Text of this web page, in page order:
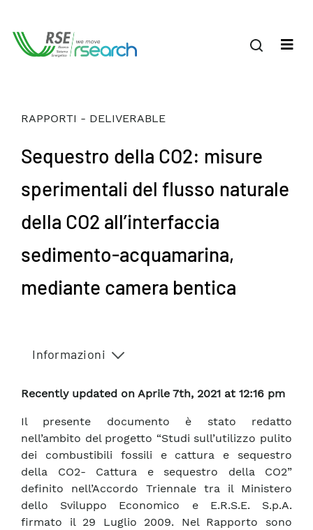
RAPPORTI - DELIVERABLE
Sequestro della CO2: misure
sperimentali del flusso naturale
della CO2 all’interfaccia
sedimento-acquamarina,
mediante camera bentica
Informazioni
Recently updated on Aprile 7th, 2021 at 12:16 pm
Il presente documento è stato redatto
nell’ambito del progetto “Studi sull’utilizzo pulito
dei combustibili fossili e cattura e sequestro
della CO2- Cattura e sequestro della CO2”
definito nell’Accordo Triennale tra il Ministero
dello Sviluppo Economico e E.R.S.E. S.p.A.
firmato il 29 Luglio 2009. Nel Rapporto sono